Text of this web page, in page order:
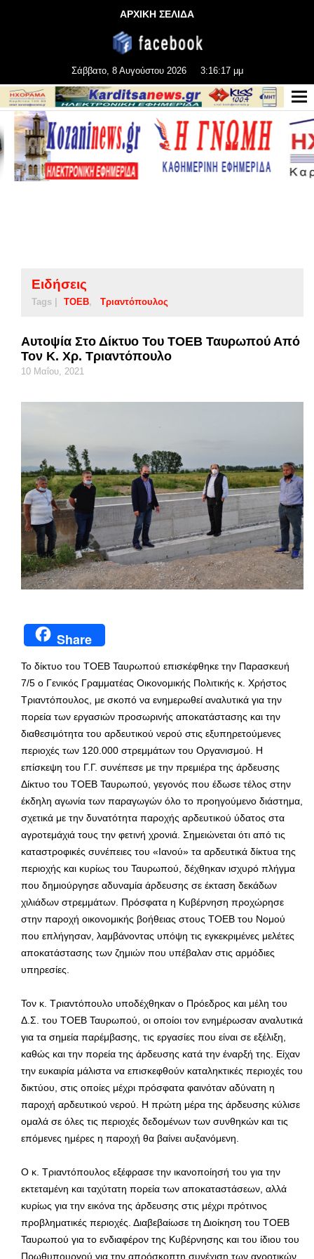
ΑΡΧΙΚΗ ΣΕΛΙΔΑ
Σάββατο, 8 Αυγούστου 2026 3:16:18 μμ
Ειδήσεις
Tags | ΤΟΕΒ Τριαντόπουλος
Αυτοψία Στο Δίκτυο Του ΤΟΕΒ Ταυρωπού Από
Τον Κ. Χρ. Τριαντόπουλο
10 Μαΐου, 2021
Share
Το δίκτυο του ΤΟΕΒ Ταυρωπού επισκέφθηκε την Παρασκευή
7/5 ο Γενικός Γραμματέας Οικονομικής Πολιτικής κ. Χρήστος
Τριαντόπουλος, με σκοπό να ενημερωθεί αναλυτικά για την
πορεία των εργασιών προσωρινής αποκατάστασης και την
διαθεσιμότητα του αρδευτικού νερού στις εξυπηρετούμενες
περιοχές των 120.000 στρεμμάτων του Οργανισμού. Η
επίσκεψη του Γ.Γ. συνέπεσε με την πρεμιέρα της άρδευσης
Δίκτυο του ΤΟΕΒ Ταυρωπού, γεγονός που έδωσε τέλος στην
έκδηλη αγωνία των παραγωγών όλο το προηγούμενο διάστημα,
σχετικά με την δυνατότητα παροχής αρδευτικού ύδατος στα
αγροτεμάχιά τους την φετινή χρονιά. Σημειώνεται ότι από τις
καταστροφικές συνέπειες του «Ιανού» τα αρδευτικά δίκτυα της
περιοχής και κυρίως του Ταυρωπού, δέχθηκαν ισχυρό πλήγμα
που δημιούργησε αδυναμία άρδευσης σε έκταση δεκάδων
χιλιάδων στρεμμάτων. Πρόσφατα η Κυβέρνηση προχώρησε
στην παροχή οικονομικής βοήθειας στους ΤΟΕΒ του Νομού
που επλήγησαν, λαμβάνοντας υπόψη τις εγκεκριμένες μελέτες
αποκατάστασης των ζημιών που υπέβαλαν στις αρμόδιες
υπηρεσίες.
Τον κ. Τριαντόπουλο υποδέχθηκαν ο Πρόεδρος και μέλη του
Δ.Σ. του ΤΟΕΒ Ταυρωπού, οι οποίοι τον ενημέρωσαν αναλυτικά
για τα σημεία παρέμβασης, τις εργασίες που είναι σε εξέλιξη,
καθώς και την πορεία της άρδευσης κατά την έναρξή της. Είχαν
την ευκαιρία μάλιστα να επισκεφθούν καταληκτικές περιοχές του
δικτύου, στις οποίες μέχρι πρόσφατα φαινόταν αδύνατη η
παροχή αρδευτικού νερού. Η πρώτη μέρα της άρδευσης κύλισε
ομαλά σε όλες τις περιοχές δεδομένων των συνθηκών και τις
επόμενες ημέρες η παροχή θα βαίνει αυξανόμενη.
Ο κ. Τριαντόπουλος εξέφρασε την ικανοποίησή του για την
εκτεταμένη και ταχύτατη πορεία των αποκαταστάσεων, αλλά
κυρίως για την εικόνα της άρδευσης στις μέχρι πρότινος
προβληματικές περιοχές. Διαβεβαίωσε τη Διοίκηση του ΤΟΕΒ
Ταυρωπού για το ενδιαφέρον της Κυβέρνησης και του ίδιου του
Πρωθυπουργού,για την απρόσκοπτη συνέχιση των αγροτικών